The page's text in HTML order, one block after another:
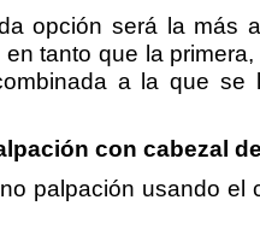
opción será la más
tanto que la
a la que se
con cabezal
palpación usando el